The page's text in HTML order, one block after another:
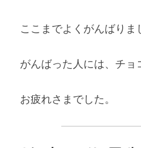
ここまでよくがんばりま
がんばった人には、チョ
お疲れさまでした。